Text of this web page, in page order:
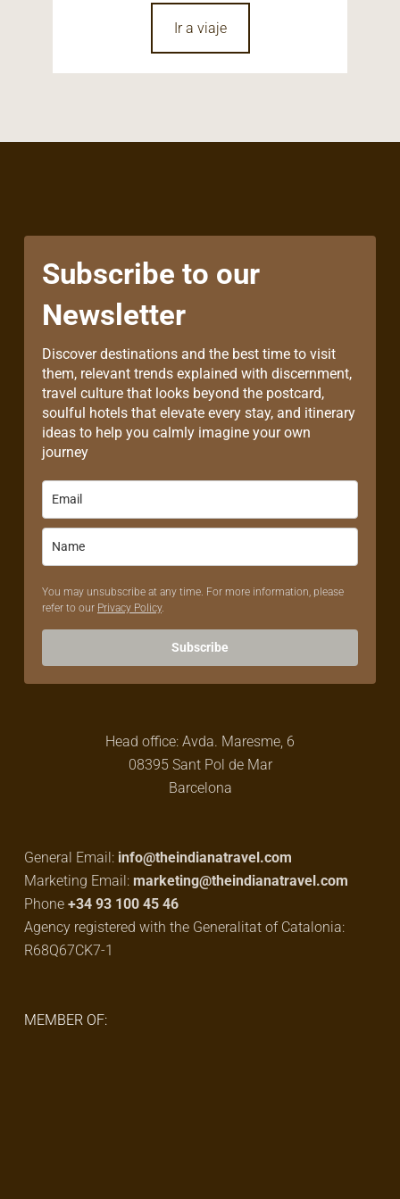
Ir a viaje
Subscribe to our
Newsletter
Discover destinations and the best time to visit
them, relevant trends explained with discernment,
travel culture that looks beyond the postcard,
soulful hotels that elevate every stay, and itinerary
ideas to help you calmly imagine your own
journey
You may unsubscribe at any time. For more information, please
refer to our Privacy Policy.
Subscribe
Head office: Avda. Maresme, 6
08395 Sant Pol de Mar
Barcelona
General Email: info@theindianatravel.com
Marketing Email: marketing@theindianatravel.com
Phone +34 93 100 45 46
Agency registered with the Generalitat of Catalonia:
R68Q67CK7-1
MEMBER OF: